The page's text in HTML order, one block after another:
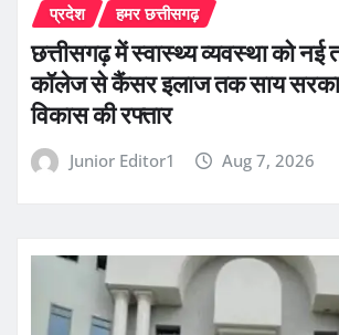
प्रदेश हमर छत्तीसगढ़
छत्तीसगढ़ में स्वास्थ्य व्यवस्था को
कॉलेज से कैंसर इलाज तक साय
विकास की रफ्तार
Junior Editor1 Aug 7, 2026